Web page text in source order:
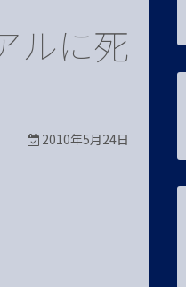
ルに死
2010年5月24日